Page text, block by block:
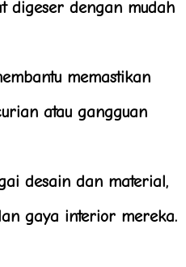
digeser dengan mudah
memastikan
atau gangguan
desain dan material,
gaya interior mereka.